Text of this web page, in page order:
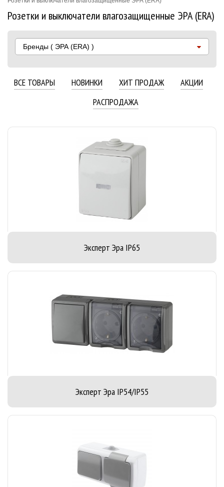
Розетки и выключатели влагозащищенные ЭРА (ERA)
Бренды ( ЭРА (ERA) )
ВСЕ ТОВАРЫ НОВИНКИ ХИТ ПРОДАЖ
АКЦИИ
РАСПРОДАЖА
Эксперт Эра IP65
Эксперт Эра IP54/IP55